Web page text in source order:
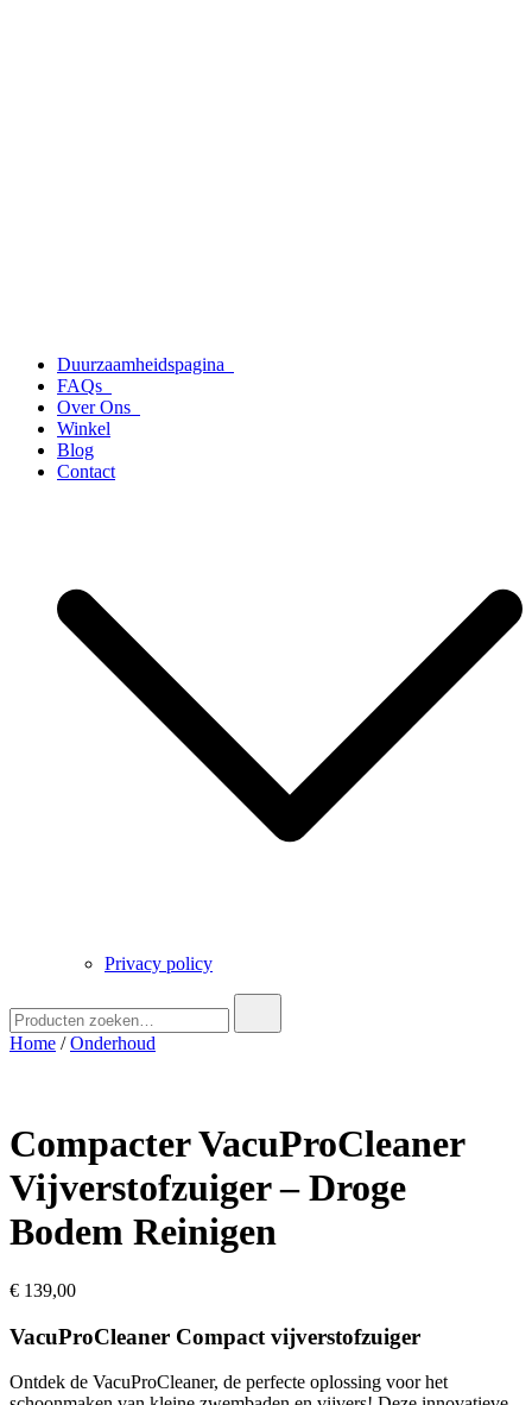
Duurzaamheidspagina
FAQs
Over Ons
Winkel
Blog
Contact
Privacy policy
naar:
Home /Onderhoud
Compacter VacuProCleaner
Vijverstofzuiger – Droge
Bodem Reinigen
€ 139,00
VacuProCleaner Compact vijverstofzuiger
Ontdek de VacuProCleaner, de perfecte oplossing voor het